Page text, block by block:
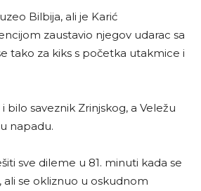
Bilbija, ali je Karić
zaustavio njegov udarac sa
tako za kiks s početka utakmice i
bilo saveznik Zrinjskog, a Veležu
napadu.
sve dileme u 81. minuti kada se
ali se okliznuo u oskudnom